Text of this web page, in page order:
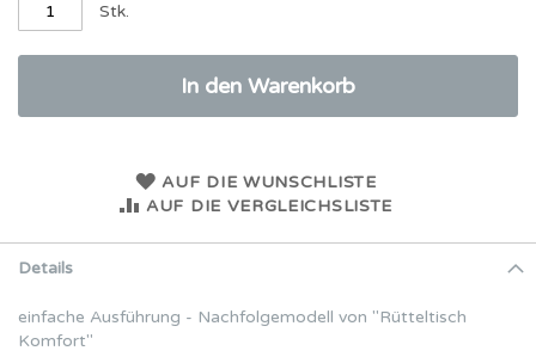
Stk.
In den Warenkorb
AUF DIE WUNSCHLISTE
AUF DIE VERGLEICHSLISTE
Details
einfache Ausführung - Nachfolgemodell von ''Rütteltisch
Komfort''